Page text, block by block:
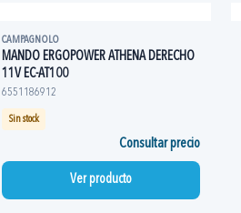
CAMPAGNOLO
MANDO ERGOPOWER ATHENA DERECHO
11V EC-AT100
6551186912
Sin stock
Consultar precio
Ver producto